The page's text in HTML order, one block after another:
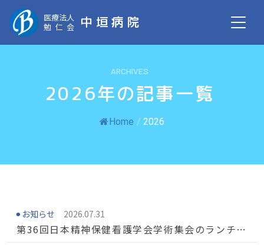
医療法人
勉仁会 中垣病院
ARCHIVES
2026年の記事一覧
Home / 2026
お知らせ 2026.07.31
第36回日本精神保健看護学会学術集会のランチョ